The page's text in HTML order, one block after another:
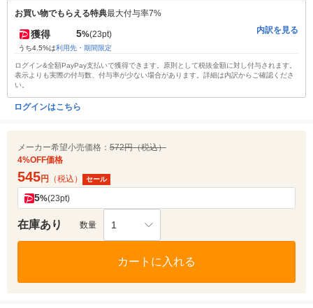
お買い物でもらえる特典最大付与率7%
獲得 5%(23pt)
うち4.5%は利用先・期間限定
内訳を見る
ログイン&全額PayPay支払いで獲得できます。原則として税抜金額に対し付与されます。
表示よりも実際の付与数、付与率が少ない場合があります。詳細は内訳からご確認くださ
い。
ログインはこちら
メーカー希望小売価格： 572円（税込）
4%OFF価格
545円 （税込） セール
5%(23pt)
在庫あり 数量 1
カートに入れる